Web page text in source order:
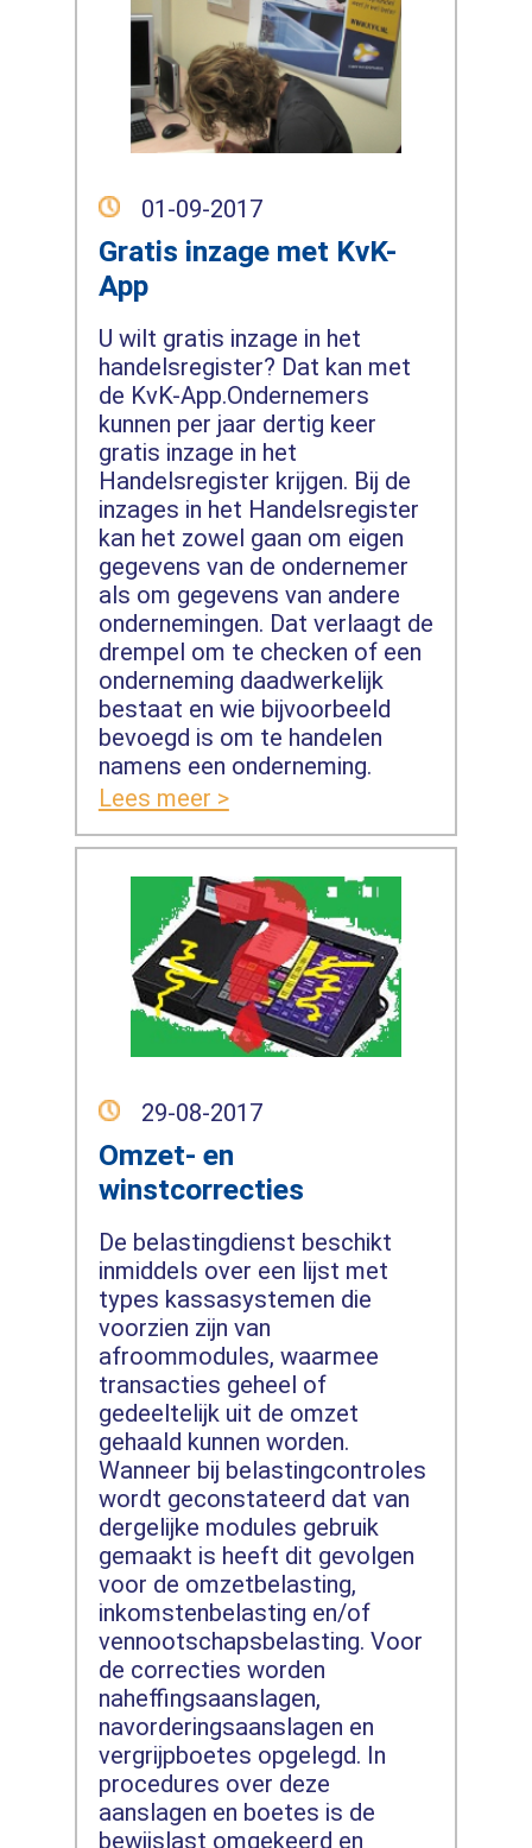
01-09-2017
Gratis inzage met KvK-
App
U wilt gratis inzage in het
handelsregister? Dat kan met
de KvK-App.Ondernemers
kunnen per jaar dertig keer
gratis inzage in het
Handelsregister krijgen. Bij de
inzages in het Handelsregister
kan het zowel gaan om eigen
gegevens van de ondernemer
als om gegevens van andere
ondernemingen. Dat verlaagt de
drempel om te checken of een
onderneming daadwerkelijk
bestaat en wie bijvoorbeeld
bevoegd is om te handelen
namens een onderneming.
Lees meer >
29-08-2017
Omzet- en
winstcorrecties
De belastingdienst beschikt
inmiddels over een lijst met
types kassasystemen die
voorzien zijn van
afroommodules, waarmee
transacties geheel of
gedeeltelijk uit de omzet
gehaald kunnen worden.
Wanneer bij belastingcontroles
wordt geconstateerd dat van
dergelijke modules gebruik
gemaakt is heeft dit gevolgen
voor de omzetbelasting,
inkomstenbelasting en/of
vennootschapsbelasting. Voor
de correcties worden
naheffingsaanslagen,
navorderingsaanslagen en
vergrijpboetes opgelegd. In
procedures over deze
aanslagen en boetes is de
bewijslast omgekeerd en